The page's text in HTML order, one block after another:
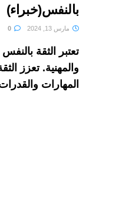
بالنفس(خبراء)
مارس 13, 2024
تعتبر الثقة
والمهنية. تعزز
المهارات